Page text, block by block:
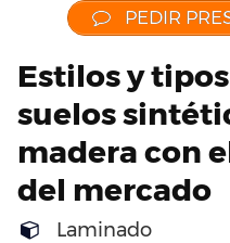
PEDIR
Estilos y
suelos
madera con
del mercado
Laminado